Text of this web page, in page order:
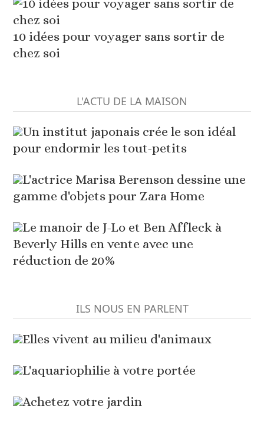
10 idées pour voyager sans sortir de
chez soi
L'ACTU DE LA MAISON
Un institut japonais crée le son idéal
pour endormir les tout-petits
L'actrice Marisa Berenson dessine une
gamme d'objets pour Zara Home
Le manoir de J-Lo et Ben Affleck à
Beverly Hills en vente avec une
réduction de 20%
ILS NOUS EN PARLENT
Elles vivent au milieu d'animaux
L'aquariophilie à votre portée
Achetez votre jardin